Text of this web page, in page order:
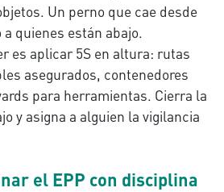
Un perno que cae desde
quienes están abajo.
es aplicar 5S en altura: rutas
asegurados, contenedores
para herramientas. Cierra la
y asigna a alguien la vigilancia
el EPP con disciplina